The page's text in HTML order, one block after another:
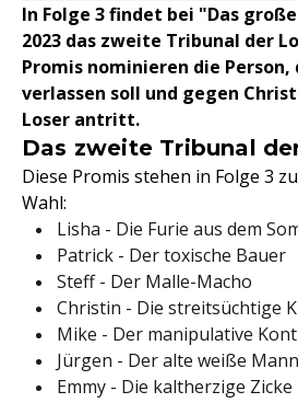
In Folge 3 findet bei "Das
2023 das zweite Tribunal der
Promis nominieren die Person,
verlassen soll und gegen
Loser antritt.
Das zweite Tribunal
Diese Promis stehen in Folge 3
Wahl:
Lisha - Die Furie aus dem
Patrick - Der toxische Bauer
Steff - Der Malle-Macho
Christin - Die streitsüchtige
Mike - Der manipulative
Jürgen - Der alte weiße Mann
Emmy - Die kaltherzige Zicke